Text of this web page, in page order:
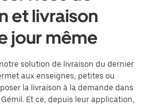
et livraison
jour même
solution de livraison du dernier
aux enseignes, petites ou
la livraison à la demande dans
Et ce, depuis leur application,